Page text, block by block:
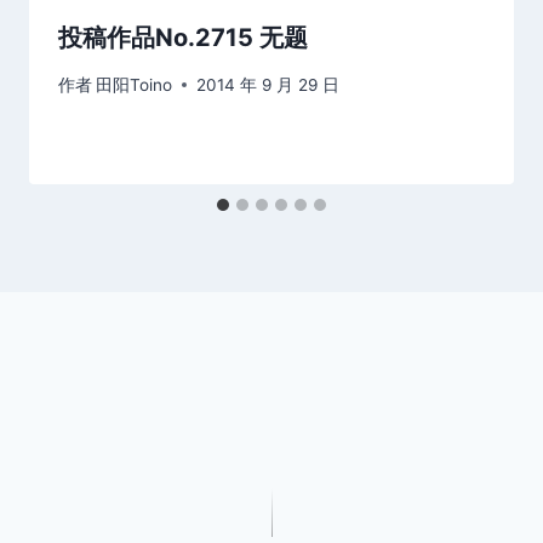
投稿作品No.2715 无题
作者 田阳Toino 2014 年 9 月 29 日